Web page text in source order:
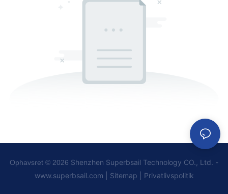
Ophavsret © 2026 Shenzhen Superbsail Technology CO., Ltd. -
www.superbsail.com
Sitemap Privatlivspolitik